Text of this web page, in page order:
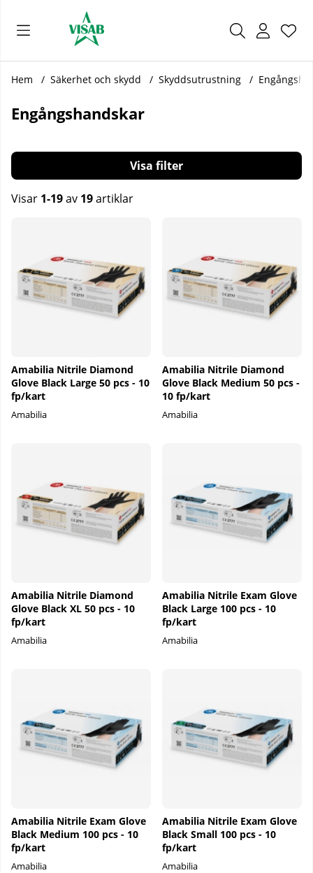
.
Hem Säkerhet och skydd Skyddsutrustning
Engångshandskar
Filtrera
Visar 1-19av 19artiklar
Amabilia Nitrile Diamond
Glove Black Large 50 pcs - 10
fp/kart
Amabilia
Amabilia Nitrile Diamond
Glove Black Medium 50 pcs -
10 fp/kart
Amabilia
Amabilia Nitrile Diamond
Glove Black XL 50 pcs - 10
fp/kart
Amabilia
Amabilia Nitrile Exam Glove
Black Large 100 pcs - 10
fp/kart
Amabilia
Amabilia Nitrile Exam Glove
Black Medium 100 pcs - 10
fp/kart
Amabilia
Amabilia Nitrile Exam Glove
Black Small 100 pcs - 10
fp/kart
Amabilia